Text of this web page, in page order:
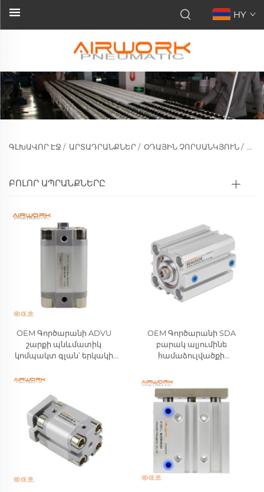
HY
ԳԼԽԱՎՈՐ ԷՋ / ԱՐՏԱԴՐԱՆՔՆԵՐ/ ՕԴԱՅԻՆ ՉՈՐՍԱՆԿՅՈՒՆ/
ԲՈԼՈՐ ԱՊՐԱՆՔՆԵՐԸ
OEM Գործարանի ADVU
շարքի պնևմատիկ
կոմպակտ գլան՝ երկակի
համաձուլվածքից
գլան, համատեղելի FESTO-
ի հետ, մեծածախ
արտադրող
OEM Գործարանի SDA
բարակ ալյումինե
համաձուլվածքի
աշխատող սեղմված օդի
կոմպակտ շարժիչներ՝
Airtac և SMC տիպերի
համատեղելի